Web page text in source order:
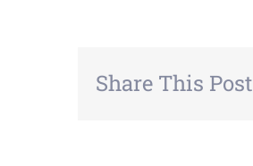
Share This Post